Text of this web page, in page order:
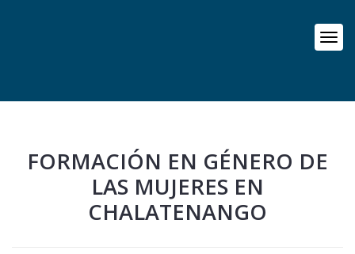
FORMACIÓN EN GÉNERO DE
LAS MUJERES EN
CHALATENANGO